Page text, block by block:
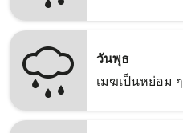
วันพุธ
เมฆเป็นหย่อม ๆ